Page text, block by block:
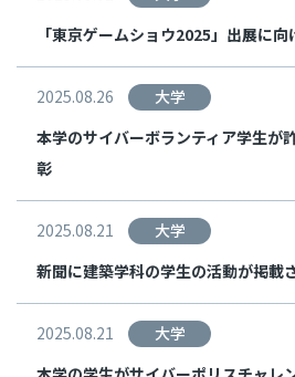
「東京ゲームショウ2025」出展に
2025.08.26
大学
本学のサイバーボランティア学生が
彰
2025.08.21
大学
新聞に建築学科の学生の活動が掲載
2025.08.21
大学